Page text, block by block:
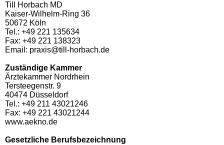
Till Horbach MD
Kaiser-Wilhelm-Ring 36
50672 Köln
Tel.: +49 221 135634
Fax: +49 221 138323
Email: praxis@till-horbach.de
Zuständige Kammer
Ärztekammer Nordrhein
Tersteegenstr. 9
40474 Düsseldorf
Tel.: +49 211 43021246
Fax: +49 221 43021244
www.aekno.de
Gesetzliche Berufsbezeichnung